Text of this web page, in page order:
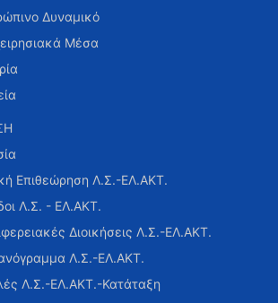
Δυναμικό
Μέσα
Επιθεώρηση Λ.Σ.-ΕΛ.ΑΚΤ.
Λ.Σ. - ΕΛ.ΑΚΤ.
Διοικήσεις Λ.Σ.-ΕΛ.ΑΚΤ.
Λ.Σ.-ΕΛ.ΑΚΤ.
Λ.Σ.-ΕΛ.ΑΚΤ.-Κατάταξη